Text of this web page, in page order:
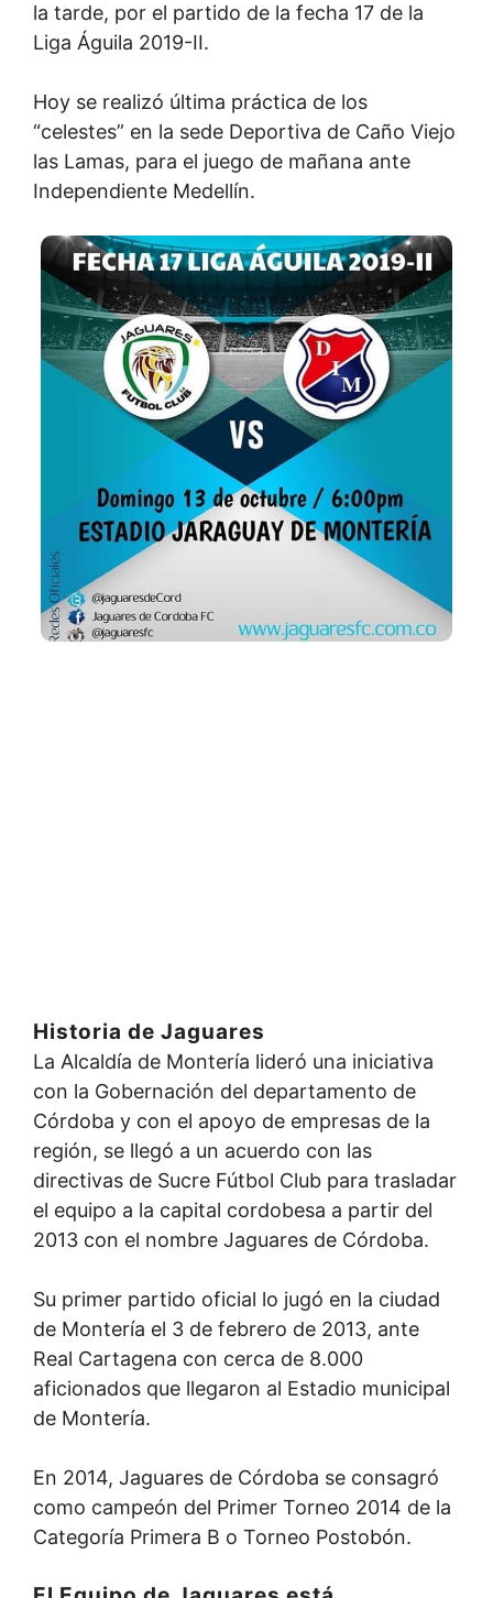
la tarde, por el partido de la fecha 17 de la
Liga Águila 2019-II.
Hoy se realizó última práctica de los
“celestes” en la sede Deportiva de Caño Viejo
las Lamas, para el juego de mañana ante
Independiente Medellín.
Historia de Jaguares
La Alcaldía de Montería lideró una iniciativa
con la Gobernación del departamento de
Córdoba y con el apoyo de empresas de la
región, se llegó a un acuerdo con las
directivas de Sucre Fútbol Club para trasladar
el equipo a la capital cordobesa a partir del
2013 con el nombre Jaguares de Córdoba.
Su primer partido oficial lo jugó en la ciudad
de Montería el 3 de febrero de 2013, ante
Real Cartagena con cerca de 8.000
aficionados que llegaron al Estadio municipal
de Montería.
En 2014, Jaguares de Córdoba se consagró
como campeón del Primer Torneo 2014 de la
Categoría Primera B o Torneo Postobón.